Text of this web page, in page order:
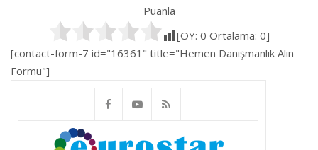
Puanla
[OY: 0 Ortalama: 0]
[contact-form-7 id="16361" title="Hemen Danışmanlık Alın
Formu"]